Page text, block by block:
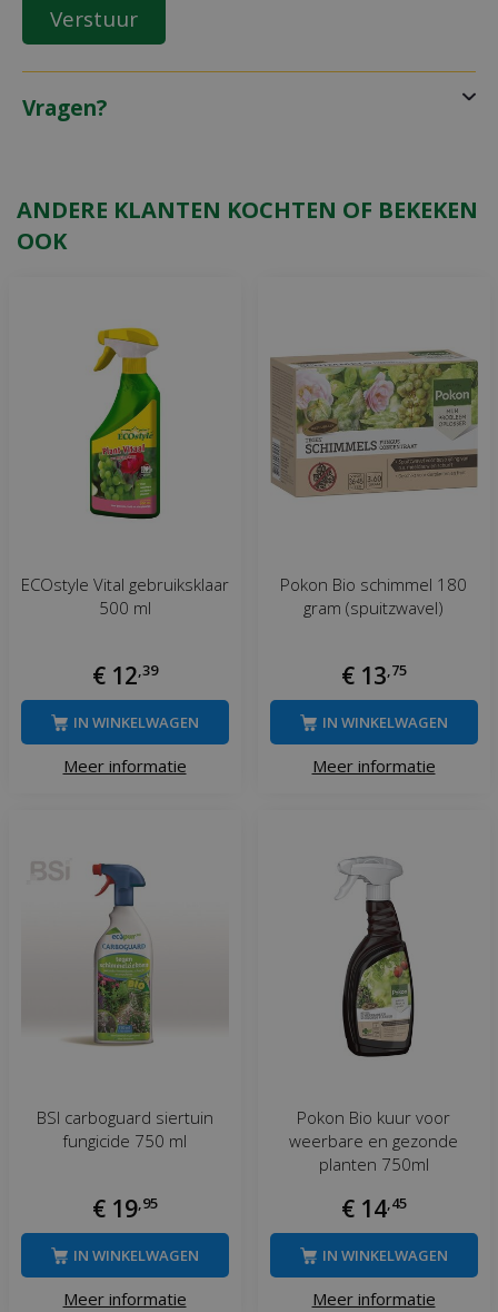
Vragen?
ANDERE KLANTEN KOCHTEN OF BEKEKEN
OOK
ECOstyle Vital gebruiksklaar
500 ml
€ 12,39
Meer informatie
IN WINKELWAGEN
Pokon Bio schimmel 180
gram (spuitzwavel)
€ 13,75
Meer informatie
IN WINKELWAGEN
BSI carboguard siertuin
fungicide 750 ml
€ 19,95
Meer informatie
IN WINKELWAGEN
Pokon Bio kuur voor
weerbare en gezonde
planten 750ml
€ 14,45
Meer informatie
IN WINKELWAGEN